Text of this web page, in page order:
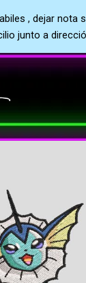
, dejar nota
junto a